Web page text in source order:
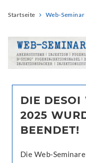
Startseite Web-Seminar
DIE DESOI
2025
BEENDET!
Die Web-